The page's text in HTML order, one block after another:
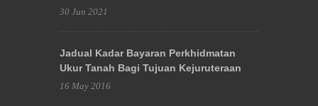
30 Jun 2021
Jadual Kadar Bayaran Perkhidmatan
Ukur Tanah Bagi Tujuan Kejuruteraan
16 May 2016